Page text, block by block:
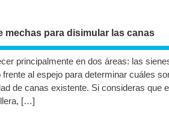
mechas para disimular las canas
principalmente en dos áreas: las
al espejo para determinar cuáles
de canas existente. Si consideras que
[…]